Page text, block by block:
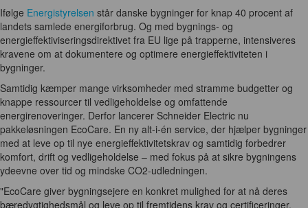
Ifølge Energistyrelsen står danske bygninger for knap 40 procent af
landets samlede energiforbrug. Og med bygnings- og
energieffektiviseringsdirektivet fra EU lige på trapperne, intensiveres
kravene om at dokumentere og optimere energieffektiviteten i
bygninger.
Samtidig kæmper mange virksomheder med stramme budgetter og
knappe ressourcer til vedligeholdelse og omfattende
energirenoveringer. Derfor lancerer Schneider Electric nu
pakkeløsningen EcoCare. En ny alt-i-én service, der hjælper bygninger
med at leve op til nye energieffektivitetskrav og samtidig forbedrer
komfort, drift og vedligeholdelse – med fokus på at sikre bygningens
ydeevne over tid og mindske CO2-udledningen.
"EcoCare giver bygningsejere en konkret mulighed for at nå deres
bæredygtighedsmål og leve op til fremtidens krav og certificeringer.